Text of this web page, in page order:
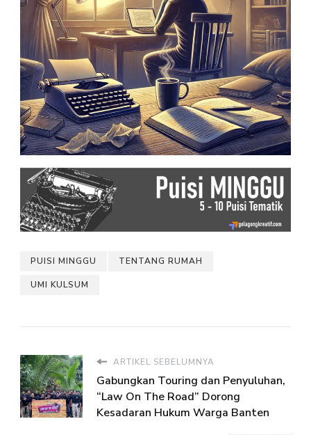
PUISI MINGGU TENTANG RUMAH
UMI KULSUM
ARTIKEL SEBELUMNYA
Gabungkan Touring dan Penyuluhan,
“Law On The Road” Dorong
Kesadaran Hukum Warga Banten